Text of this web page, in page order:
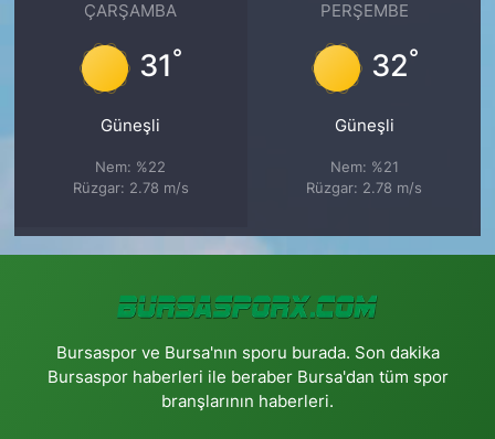
ÇARŞAMBA
31°
Güneşli
Nem: %22
Rüzgar: 2.78 m/s
PERŞEMBE
32°
Güneşli
Nem: %21
Rüzgar: 2.78 m/s
Bursaspor ve Bursa'nın sporu burada. Son dakika
Bursaspor haberleri ile beraber Bursa'dan tüm spor
branşlarının haberleri.